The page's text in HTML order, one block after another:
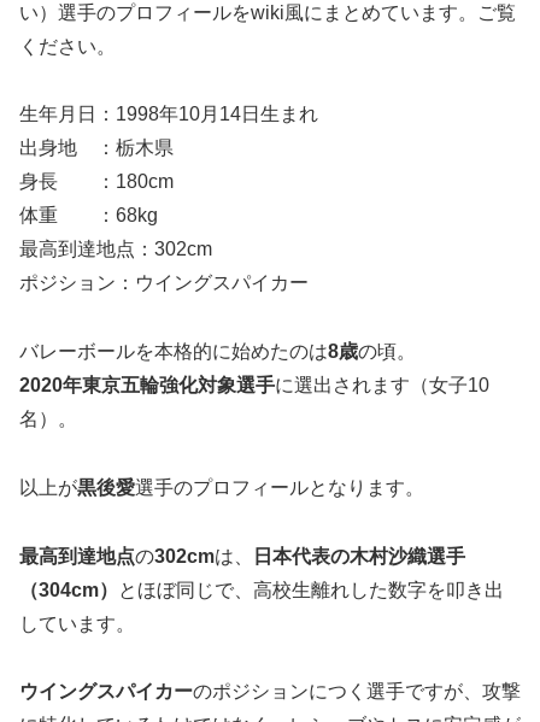
い）選手のプロフィールをwiki風にまとめています。ご覧
ください。
生年月日：1998年10月14日生まれ
出身地 ：栃木県
身長 ：180cm
体重 ：68kg
最高到達地点：302cm
ポジション：ウイングスパイカー
バレーボールを本格的に始めたのは8歳の頃。
2020年東京五輪強化対象選手に選出されます（女子10
名）。
以上が黒後愛選手のプロフィールとなります。
最高到達地点の302cmは、
日本代表の木村沙織選手
（304cm）
とほぼ同じで、高校生離れした数字を叩き出
しています。
ウイングスパイカーのポジションにつく選手ですが、攻撃